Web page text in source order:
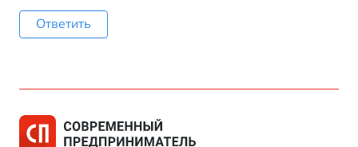
Ответить